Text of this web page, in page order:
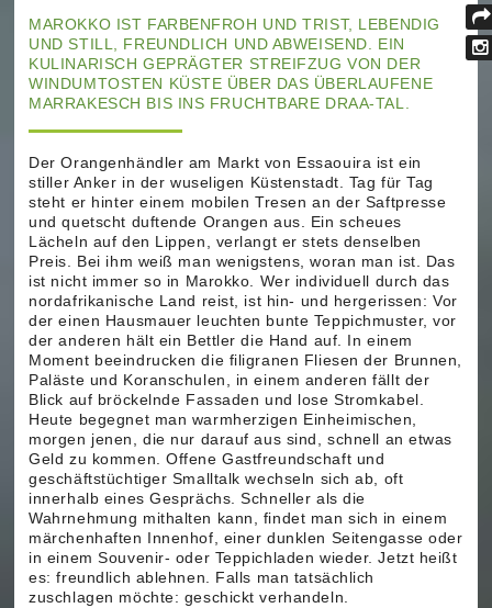
MAROKKO IST FARBENFROH UND TRIST, LEBENDIG
UND STILL, FREUNDLICH UND ABWEISEND. EIN
KULINARISCH GEPRÄGTER STREIFZUG VON DER
WINDUMTOSTEN KÜSTE ÜBER DAS ÜBERLAUFENE
MARRAKESCH BIS INS FRUCHTBARE DRAA-TAL.
Der Orangenhändler am Markt von Essaouira ist ein
stiller Anker in der wuseligen Küstenstadt. Tag für Tag
steht er hinter einem mobilen Tresen an der Saftpresse
und quetscht duftende Orangen aus. Ein scheues
Lächeln auf den Lippen, verlangt er stets denselben
Preis. Bei ihm weiß man wenigstens, woran man ist. Das
ist nicht immer so in Marokko. Wer individuell durch das
nordafrikanische Land reist, ist hin- und hergerissen: Vor
der einen Hausmauer leuchten bunte Teppichmuster, vor
der anderen hält ein Bettler die Hand auf. In einem
Moment beeindrucken die filigranen Fliesen der Brunnen,
Paläste und Koranschulen, in einem anderen fällt der
Blick auf bröckelnde Fassaden und lose Stromkabel.
Heute begegnet man warmherzigen Einheimischen,
morgen jenen, die nur darauf aus sind, schnell an etwas
Geld zu kommen. Offene Gastfreundschaft und
geschäftstüchtiger Smalltalk wechseln sich ab, oft
innerhalb eines Gesprächs. Schneller als die
Wahrnehmung mithalten kann, findet man sich in einem
märchenhaften Innenhof, einer dunklen Seitengasse oder
in einem Souvenir- oder Teppichladen wieder. Jetzt heißt
es: freundlich ablehnen. Falls man tatsächlich
zuschlagen möchte: geschickt verhandeln.